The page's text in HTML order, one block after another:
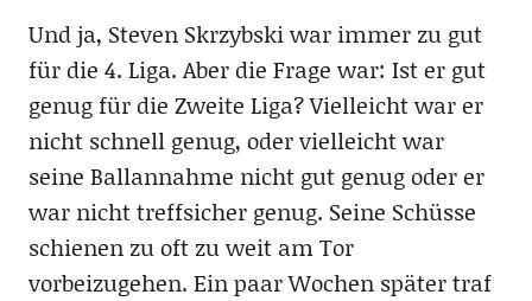
Und ja, Steven Skrzybski war immer zu gut
für die 4. Liga. Aber die Frage war: Ist er gut
genug für die Zweite Liga? Vielleicht war er
nicht schnell genug, oder vielleicht war
seine Ballannahme nicht gut genug oder er
war nicht treffsicher genug. Seine Schüsse
schienen zu oft zu weit am Tor
vorbeizugehen. Ein paar Wochen später traf